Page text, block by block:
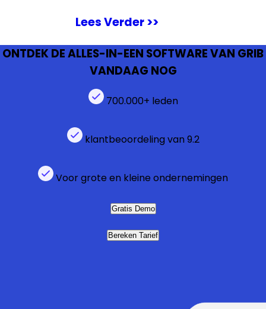
Lees Verder >>
ONTDEK DE ALLES-IN-EEN SOFTWARE VAN GRIB
VANDAAG NOG
700.000+ leden
klantbeoordeling van 9.2
Voor grote en kleine ondernemingen
Gratis Demo
Bereken Tarief